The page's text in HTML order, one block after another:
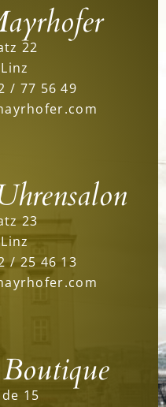
22
/ 77 56 49
23
/ 25 46 13
15